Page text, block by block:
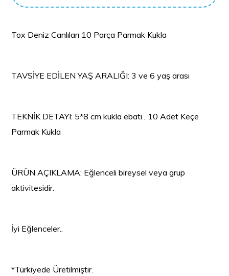
Tox Deniz Canlıları 10 Parça Parmak Kukla
TAVSİYE EDİLEN YAŞ ARALIĞI: 3 ve 6 yaş arası
TEKNİK DETAYI: 5*8 cm kukla ebatı , 10 Adet Keçe
Parmak Kukla
ÜRÜN AÇIKLAMA: Eğlenceli bireysel veya grup
aktivitesidir.
İyi Eğlenceler..
*Türkiyede Üretilmiştir.